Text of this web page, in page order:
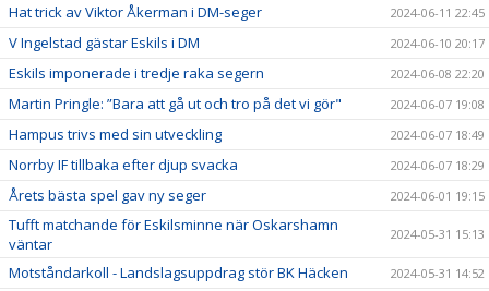
Hat trick av Viktor Åkerman i DM-seger 2024-06-11 22:45
V Ingelstad gästar Eskils i DM 2024-06-10 20:17
Eskils imponerade i tredje raka segern 2024-06-08 22:20
Martin Pringle: ”Bara att gå ut och tro på det vi gör" 2024-06-07 19:08
Hampus trivs med sin utveckling 2024-06-07 18:49
Norrby IF tillbaka efter djup svacka 2024-06-07 18:29
Årets bästa spel gav ny seger 2024-06-01 19:15
Tufft matchande för Eskilsminne när Oskarshamn
väntar
2024-05-31 15:13
Motståndarkoll - Landslagsuppdrag stör BK Häcken 2024-05-31 14:52